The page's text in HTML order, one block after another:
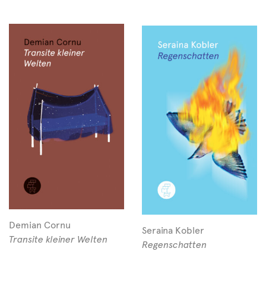
Demian Cornu
Transite kleiner Welten
Seraina Kobler
Regenschatten